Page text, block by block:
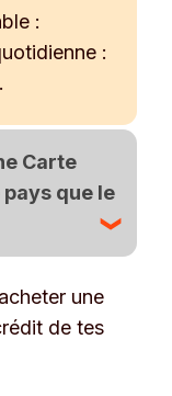
:
:
Carte
que le
! 💪
et cliquez
une
de tes